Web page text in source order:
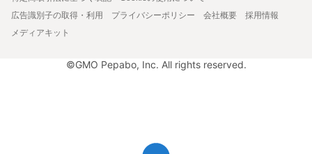
広告識別子の取得・利用
プライバシーポリシー 会社概要
採用情報
メディアキット
©GMO Pepabo, Inc. All rights reserved.